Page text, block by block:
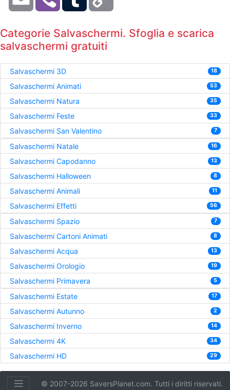
Categorie Salvaschermi. Sfoglia e scarica
salvaschermi gratuiti
Salvaschermi 3D 18
Salvaschermi Animati 53
Salvaschermi Natura 35
Salvaschermi Feste 33
Salvaschermi San Valentino 7
Salvaschermi Natale 16
Salvaschermi Capodanno 13
Salvaschermi Halloween 8
Salvaschermi Animali 11
Salvaschermi Effetti 56
Salvaschermi Spazio 7
Salvaschermi Cartoni Animati 8
Salvaschermi Acqua 13
Salvaschermi Orologio 19
Salvaschermi Primavera 5
Salvaschermi Estate 17
Salvaschermi Autunno 2
Salvaschermi Inverno 14
Salvaschermi 4K 34
Salvaschermi HD 29
© 2007-2026 SaversPlanet.com. Tutti i diritti riservati.